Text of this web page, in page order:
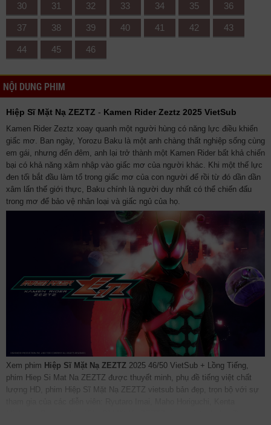
30 31 32 33 34 35 36
37 38 39 40 41 42 43
44 45 46
NỘI DUNG PHIM
Hiệp Sĩ Mặt Nạ ZEZTZ - Kamen Rider Zeztz 2025 VietSub
Kamen Rider Zeztz xoay quanh một người hùng có năng lực điều khiển
giấc mơ. Ban ngày, Yorozu Baku là một anh chàng thất nghiệp sống cùng
em gái, nhưng đến đêm, anh lại trở thành một Kamen Rider bất khả chiến
bại có khả năng xâm nhập vào giấc mơ của người khác. Khi một thế lực
đen tối bắt đầu làm tổ trong giấc mơ của con người để rồi từ đó dần dần
xâm lấn thế giới thực, Baku chính là người duy nhất có thể chiến đấu
trong mơ để bảo vệ nhân loại và giấc ngủ của họ.
Xem phim Hiệp Sĩ Mặt Nạ ZEZTZ 2025 46/50 VietSub + Lồng Tiếng,
phim Hiep Si Mat Na ZEZTZ được thuyết minh, phụ đề tiếng việt chất
lượng HD, phim Hiệp Sĩ Mặt Nạ ZEZTZ vietsub bản đẹp, trọn bộ với sự